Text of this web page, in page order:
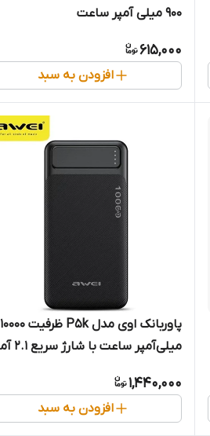
900 میلی آمپر ساعت
615,000
افزودن به سبد
پاوربانک اوی مدل P5k ظرفیت 10000
میلی‌آمپر ساعت با شارژ سریع 2.1 آمپر
1,440,000
افزودن به سبد